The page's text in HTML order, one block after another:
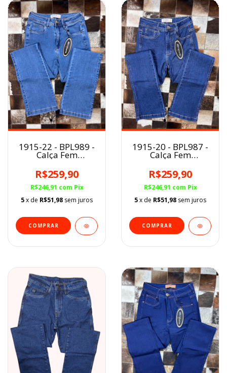
1915-22 - BPL989 -
Calça Fem
Buphallos BootCut
Delavê New
R$259,90
R$246,91 com Pix
5x de R$51,98 sem juros
COMPRAR
1915-20 - BPL987 -
Calça Fem
Buphallos BootCut
Stone New
R$259,90
R$246,91 com Pix
5x de R$51,98 sem juros
COMPRAR